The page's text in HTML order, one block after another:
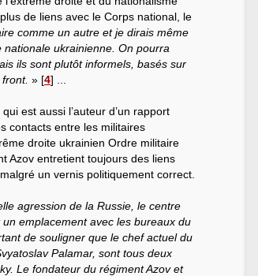
de liens avec le Corps national, le
comme un autre et je dirais même
nationale ukrainienne. On pourra
ils sont plutôt informels, basés sur
» [4]
est aussi l’auteur d’un rapport
contacts entre les militaires
droite ukrainien Ordre militaire
Azov entretient toujours des liens
un vernis politiquement correct.
agression de la Russie, le centre
emplacement avec les bureaux du
de souligner que le chef actuel du
Palamar, sont tous deux
Le fondateur du régiment Azov et